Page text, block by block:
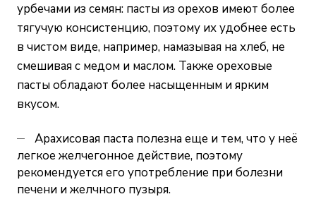
урбечами из семян: пасты из орехов имеют более
тягучую консистенцию, поэтому их удобнее есть
в чистом виде, например, намазывая на хлеб, не
смешивая с медом и маслом. Также ореховые
пасты обладают более насыщенным и ярким
вкусом.
Арахисовая паста полезна еще и тем, что у неё
легкое желчегонное действие, поэтому
рекомендуется его употребление при болезни
печени и желчного пузыря.